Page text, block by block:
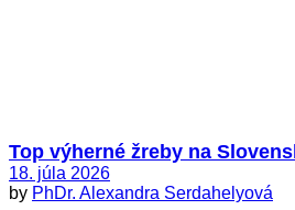
Top výherné žreby na
18. júla 2026
by PhDr. Alexandra Serdahelyová